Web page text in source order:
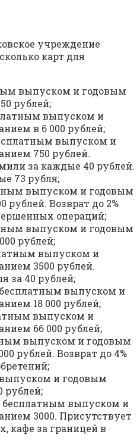
учреждение
карт для
выпуском и годовым
рублей;
выпуском и
в 6 000 рублей;
выпуском и
750 рублей.
за каждые 40 рублей.
73 рубля;
выпуском и годовым
рублей. Возврат до 2%
операций;
выпуском и годовым
рублей;
выпуском и
3500 рублей.
за 40 рублей;
выпуском и
18 000 рублей;
выпуском и
66 000 рублей;
выпуском и годовым
рублей. Возврат до 4%
и годовым
рублей;
бесплатным выпуском и
3000. Присутствует
кафе за границей в